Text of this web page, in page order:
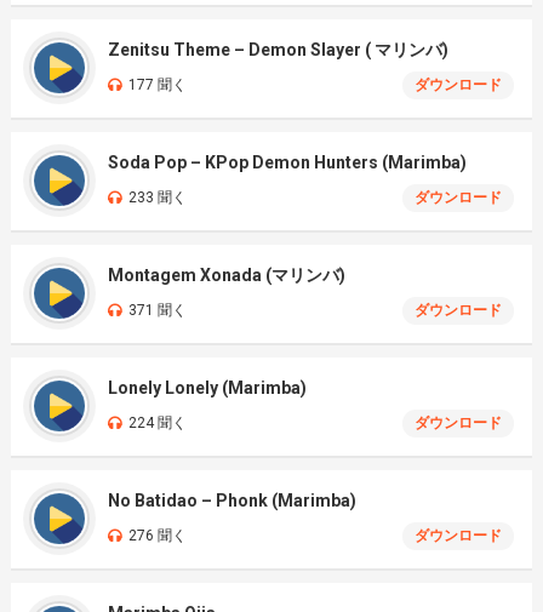
Zenitsu Theme – Demon Slayer ( マリンバ)
177 聞く ダウンロード
Soda Pop – KPop Demon Hunters (Marimba)
233 聞く ダウンロード
Montagem Xonada (マリンバ)
371 聞く ダウンロード
Lonely Lonely (Marimba)
224 聞く ダウンロード
No Batidao – Phonk (Marimba)
276 聞く ダウンロード